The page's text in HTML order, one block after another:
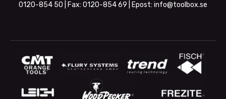
0120-854 50 | Fax: 0120-854 69 | Epost: info@toolbox.se